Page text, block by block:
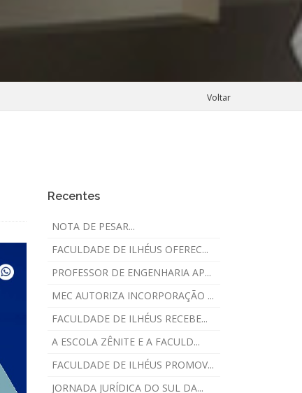
Voltar
Recentes
NOTA DE PESAR...
FACULDADE DE ILHÉUS OFEREC...
PROFESSOR DE ENGENHARIA AP...
MEC AUTORIZA INCORPORAÇÃO ...
FACULDADE DE ILHÉUS RECEBE...
A ESCOLA ZÊNITE E A FACULD...
FACULDADE DE ILHÉUS PROMOV...
JORNADA JURÍDICA DO SUL DA...